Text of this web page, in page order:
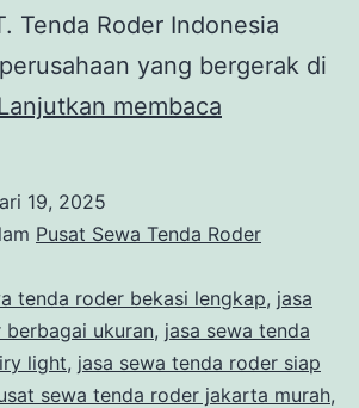
Tenda Roder Indonesia
yang bergerak di
membaca
DEKORASI
JUNTAI
DAN
BUNGA
19, 2025
Pusat Sewa Tenda Roder
tenda roder bekasi lengkap, jasa
ukuran, jasa sewa tenda
light, jasa sewa tenda roder siap
sewa tenda roder jakarta murah,